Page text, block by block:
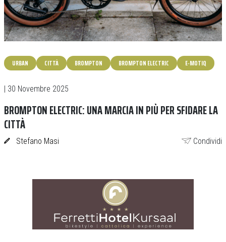
URBAN CITTÀ BROMPTON BROMPTON ELECTRIC E-MOTIQ
| 30 Novembre 2025
BROMPTON ELECTRIC: UNA MARCIA IN PIÙ PER SFIDARE LA
CITTÀ
Stefano Masi Condividi